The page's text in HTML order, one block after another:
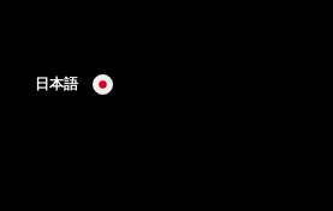
日本語